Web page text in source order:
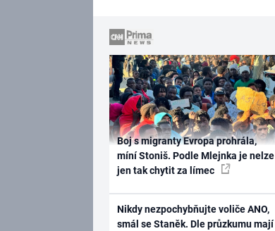
Boj s migranty Evropa prohrála,
míní Stoniš. Podle Mlejnka je nelze
jen tak chytit za límec
Nikdy nezpochybňujte voliče ANO,
smál se Staněk. Dle průzkumu mají